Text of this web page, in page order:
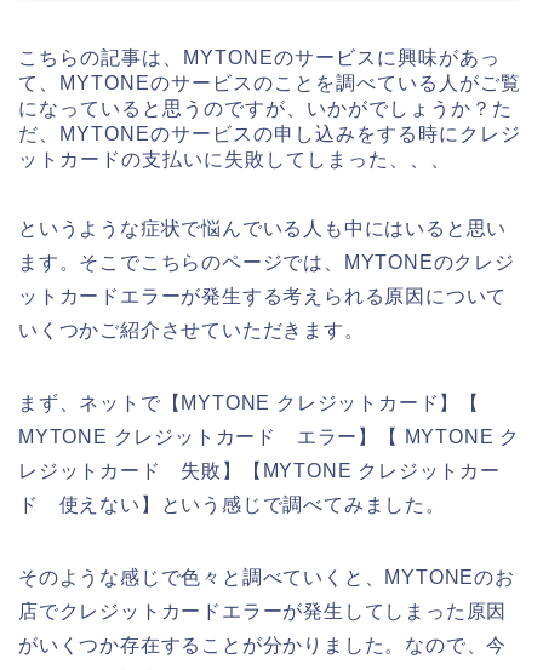
こちらの記事は、MYTONEのサービスに興味があっ
て、MYTONEのサービスのことを調べている人がご覧
になっていると思うのですが、いかがでしょうか？た
だ、MYTONEのサービスの申し込みをする時にクレジ
ットカードの支払いに失敗してしまった、、、
というような症状で悩んでいる人も中にはいると思い
ます。そこでこちらのページでは、MYTONEのクレジ
ットカードエラーが発生する考えられる原因について
いくつかご紹介させていただきます。
まず、ネットで【MYTONE クレジットカード】【
MYTONE クレジットカード エラー】【 MYTONE ク
レジットカード 失敗】【MYTONE クレジットカー
ド 使えない】という感じで調べてみました。
そのような感じで色々と調べていくと、MYTONEのお
店でクレジットカードエラーが発生してしまった原因
がいくつか存在することが分かりました。なので、今